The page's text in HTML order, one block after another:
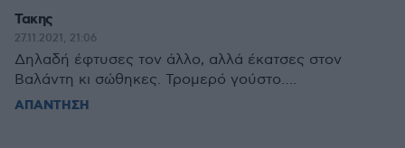
Τακης
27.11.2021, 21:06
Δηλαδή έφτυσες τον άλλο, αλλά έκατσες στον
Βαλάντη κι σώθηκες. Τρομερό γούστο….
ΑΠΑΝΤΗΣΗ